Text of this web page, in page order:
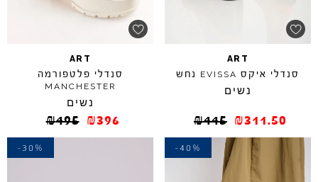
ART
סנדלי איקס EVISSA נחש
נשים
₪445 ₪311.50
ART
סנדלי פלטפורמה
MANCHESTER
נשים
₪495 ₪396
-40%
-30%